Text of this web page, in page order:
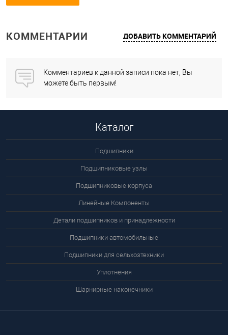
КОММЕНТАРИИ ДОБАВИТЬ КОММЕНТАРИЙ
Комментариев к данной записи пока нет, Вы
можете быть первым!
Каталог
Подшипники
Подшипниковые узлы
Подшипниковые корпуса
Линейные Компоненты
Детали подшипников и принадлежности
Подшипники автомобильные
Подшипники для сельхозтехники
Уплотнения
Шарнирные наконечники